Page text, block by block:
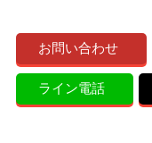
お問い合わせ
ライン電話